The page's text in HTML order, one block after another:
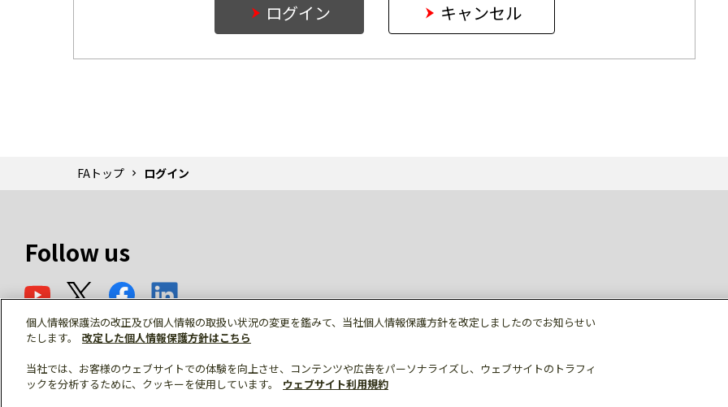
ログイン キャンセル
FAトップ ログイン
Follow us
© Mitsubishi Electric Corporation
個人情報保護法の改正及び個人情報の取扱い状況の変更を鑑みて、当社個人情報保護方針を改定しましたのでお知らせい
たします。
改定した個人情報保護方針はこちら
当社では、お客様のウェブサイトでの体験を向上させ、コンテンツや広告をパーソナライズし、ウェブサイトのトラフィ
ックを分析するために、クッキーを使用しています。
ウェブサイト利用規約